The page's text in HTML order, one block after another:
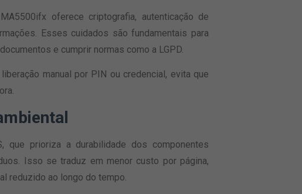
oferece criptografia, autenticação de
Esses cuidados são fundamentais para
e cumprir normas como a LGPD.
manual por PIN ou credencial, evita que
que prioriza a durabilidade dos componentes
Isso se traduz em menor custo por página,
reduzido ao longo do tempo.